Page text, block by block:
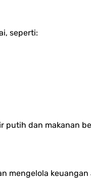
seperti:
dan makanan